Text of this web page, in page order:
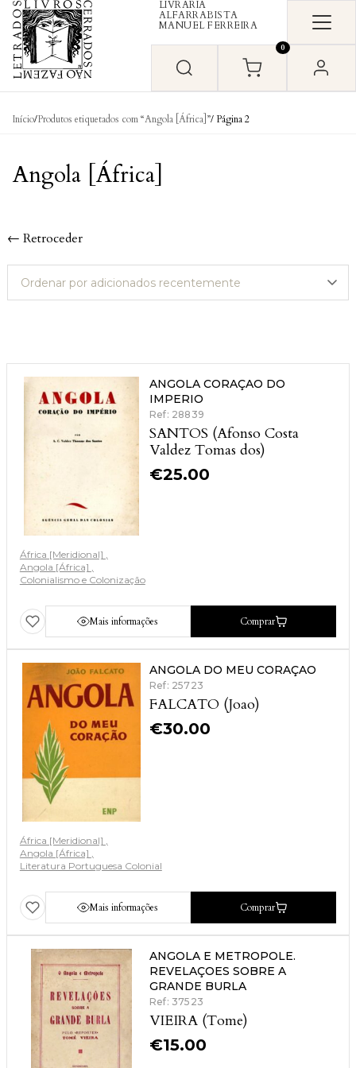
Skip to content
LIVRARIA
ALFARRABISTA
MANUEL FERREIRA
0
Início/Produtos etiquetados com “Angola [África]”/ Página 2
Angola [África]
← Retroceder
ANGOLA CORAÇAO DO
IMPERIO
Ref: 28839
SANTOS (Afonso Costa
Valdez Tomas dos)
€25.00
África [Meridional]
Angola [África]
Colonialismo e Colonização
Mais informações Comprar
ANGOLA DO MEU CORAÇAO
Ref: 25723
FALCATO (Joao)
€30.00
África [Meridional]
Angola [África]
Literatura Portuguesa Colonial
Mais informações Comprar
ANGOLA E METROPOLE.
REVELAÇOES SOBRE A
GRANDE BURLA
Ref: 37523
VIEIRA (Tome)
€15.00